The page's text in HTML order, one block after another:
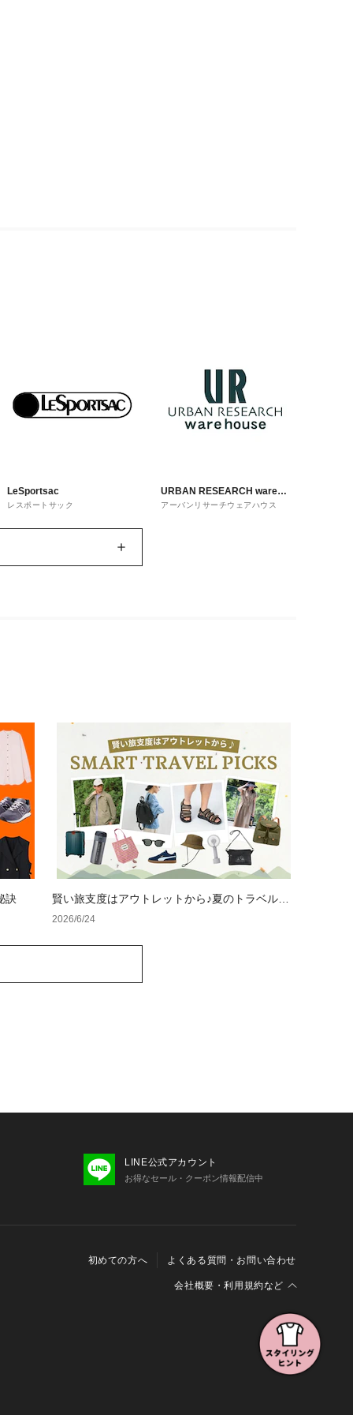
LeSportsac
レスポートサック
URBAN RESEARCH ware
house
アーバンリサーチウェアハウス
訣
賢い旅支度はアウトレットから♪夏のトラベルア
イテム特集
2026/6/24
LINE公式アカウント
お得なセール・クーポン情報配信中
初めての方へ よくある質問・お問い合わせ
会社概要・利用規約など
特定商取引に関する法律に基づく表示
Cookieおよびアクセスログについて
三井不動産グループ ソーシャルメディアガイドライン